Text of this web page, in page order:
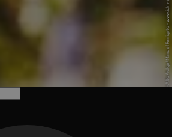
© IDM Südtirol-Alto Adige/Manuel Ferrigato - www.idm-suedtirol.com